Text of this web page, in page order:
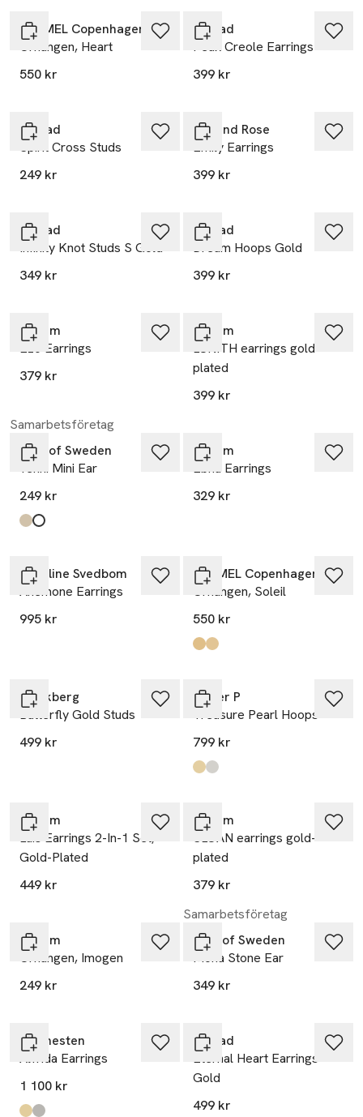
ENAMEL Copenhagen
Örhängen, Heart
550 kr
Edblad
Peak Creole Earrings
399 kr
Edblad
Spirit Cross Studs
249 kr
Lily and Rose
Emily Earrings
399 kr
Edblad
Infinity Knot Studs S Gold
349 kr
Edblad
Dream Hoops Gold
399 kr
Pilgrim
Ezo Earrings
379 kr
Pilgrim
LUNITH earrings gold-
plated
399 kr
Samarbetsföretag
SNÖ of Sweden
Yenni Mini Ear
249 kr
Produkten finns i färgerna:
plain g
plain s
Pilgrim
Ebna Earrings
329 kr
Caroline Svedbom
Anemone Earrings
995 kr
ENAMEL Copenhagen
Örhängen, Soleil
550 kr
Produkten finns i färgerna:
Petrol Green
Daisy
Mockberg
Butterfly Gold Studs
499 kr
Syster P
Treasure Pearl Hoops
799 kr
Produkten finns i färgerna:
Gold
Silver
Pilgrim
Luis Earrings 2-In-1 Set,
Gold-Plated
449 kr
Pilgrim
SLOAN earrings gold-
plated
379 kr
Pilgrim
Örhängen, Imogen
249 kr
Samarbetsföretag
SNÖ of Sweden
Mona Stone Ear
349 kr
Maanesten
Alfrida Earrings
1 100 kr
Edblad
Eternal Heart Earrings
Gold
499 kr